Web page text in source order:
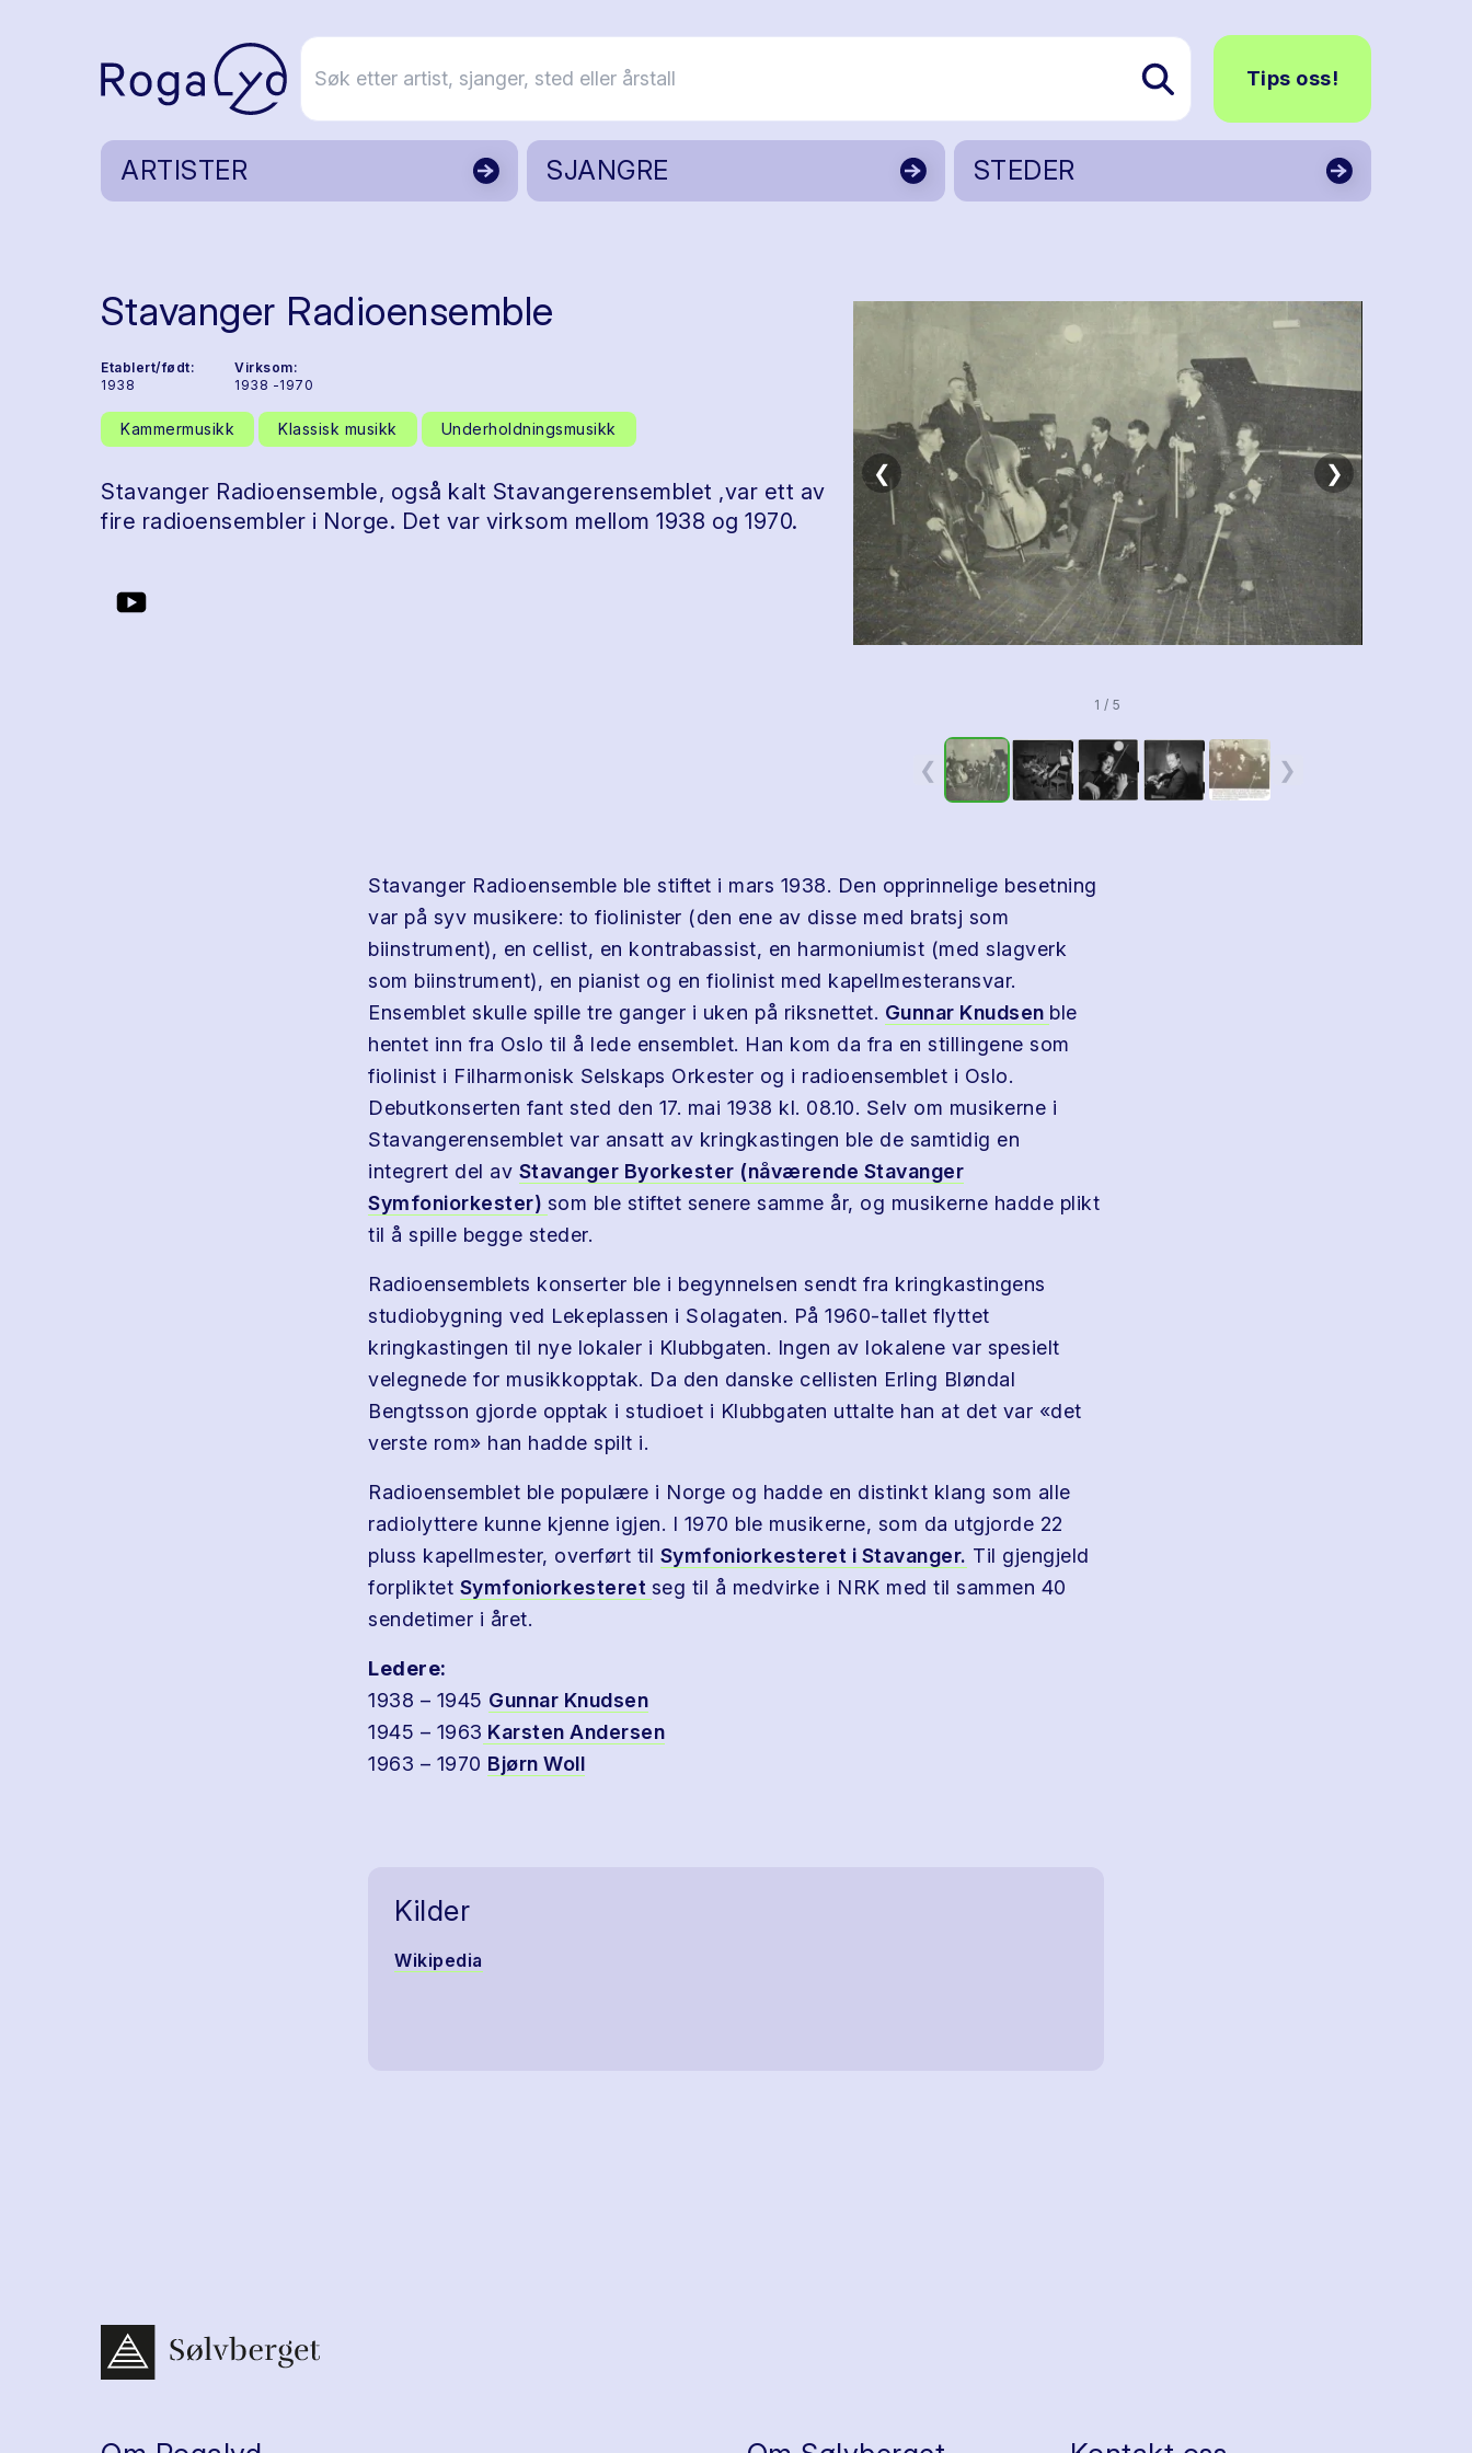
Tips oss!
ARTISTER SJANGRE STEDER
Stavanger Radioensemble
Etablert/født:
1938
Virksom:
1938 -1970
Kammermusikk Klassisk musikk Underholdningsmusikk
Stavanger Radioensemble, også kalt Stavangerensemblet ,var ett av
fire radioensembler i Norge. Det var virksom mellom 1938 og 1970.
❮ ❯
1 / 5
❮ ❯
Stavanger Radioensemble ble stiftet i mars 1938. Den opprinnelige besetning
var på syv musikere: to fiolinister (den ene av disse med bratsj som
biinstrument), en cellist, en kontrabassist, en harmoniumist (med slagverk
som biinstrument), en pianist og en fiolinist med kapellmesteransvar.
Ensemblet skulle spille tre ganger i uken på riksnettet. Gunnar Knudsen ble
hentet inn fra Oslo til å lede ensemblet. Han kom da fra en stillingene som
fiolinist i Filharmonisk Selskaps Orkester og i radioensemblet i Oslo.
Debutkonserten fant sted den 17. mai 1938 kl. 08.10. Selv om musikerne i
Stavangerensemblet var ansatt av kringkastingen ble de samtidig en
integrert del av Stavanger Byorkester (nåværende Stavanger
Symfoniorkester) som ble stiftet senere samme år, og musikerne hadde plikt
til å spille begge steder.
Radioensemblets konserter ble i begynnelsen sendt fra kringkastingens
studiobygning ved Lekeplassen i Solagaten. På 1960-tallet flyttet
kringkastingen til nye lokaler i Klubbgaten. Ingen av lokalene var spesielt
velegnede for musikkopptak. Da den danske cellisten Erling Bløndal
Bengtsson gjorde opptak i studioet i Klubbgaten uttalte han at det var «det
verste rom» han hadde spilt i.
Radioensemblet ble populære i Norge og hadde en distinkt klang som alle
radiolyttere kunne kjenne igjen. I 1970 ble musikerne, som da utgjorde 22
pluss kapellmester, overført til Symfoniorkesteret i Stavanger. Til gjengjeld
forpliktet Symfoniorkesteret seg til å medvirke i NRK med til sammen 40
sendetimer i året.
Ledere:
1938 – 1945 Gunnar Knudsen
1945 – 1963 Karsten Andersen
1963 – 1970 Bjørn Woll
Kilder
Wikipedia